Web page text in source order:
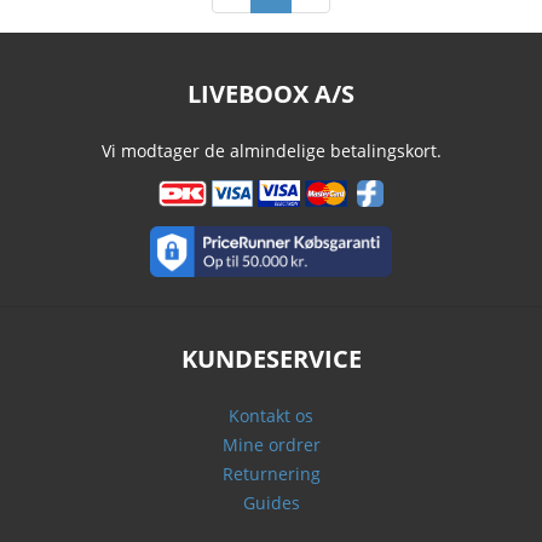
LIVEBOOX A/S
Vi modtager de almindelige betalingskort.
KUNDESERVICE
Kontakt os
Mine ordrer
Returnering
Guides